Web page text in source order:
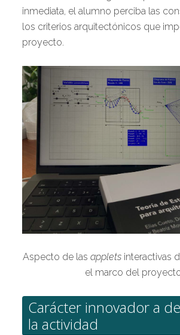
inmediata, el alumno perciba las
los criterios arquitectónicos que
proyecto.
Aspecto de las applets interactivas
el marco del
Carácter innovador a
la actividad